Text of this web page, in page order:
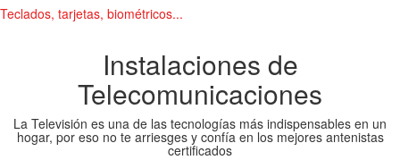
Teclados, tarjetas, biométricos...
Instalaciones de
Telecomunicaciones
La Televisión es una de las tecnologías más indispensables en un
hogar, por eso no te arriesges y confía en los mejores antenistas
certificados